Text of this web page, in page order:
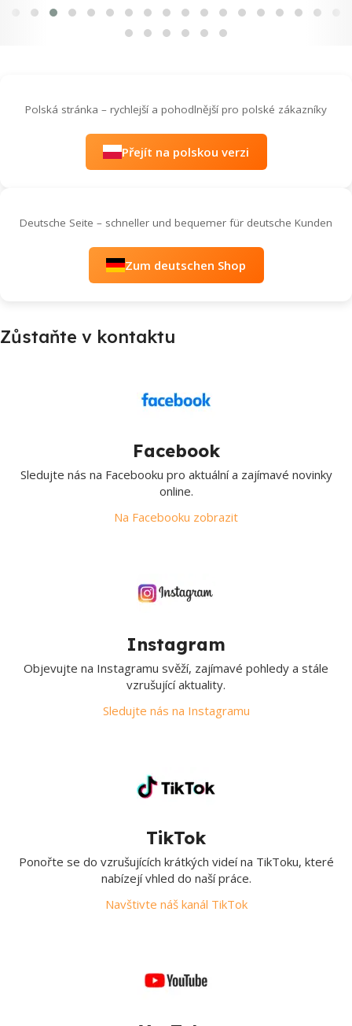
Polská stránka – rychlejší a pohodlnější pro polské zákazníky
Přejít na polskou verzi
Deutsche Seite – schneller und bequemer für deutsche Kunden
Zum deutschen Shop
Zůstaňte v kontaktu
Facebook
Sledujte nás na Facebooku pro aktuální a zajímavé novinky
online.
Na Facebooku zobrazit
Instagram
Objevujte na Instagramu svěží, zajímavé pohledy a stále
vzrušující aktuality.
Sledujte nás na Instagramu
TikTok
Ponořte se do vzrušujících krátkých videí na TikToku, které
nabízejí vhled do naší práce.
Navštivte náš kanál TikTok